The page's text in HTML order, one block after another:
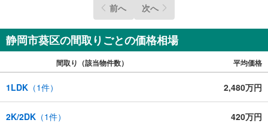
前へ 次へ
静岡市葵区の間取りごとの価格相場
間取り（該当物件数） 平均価格
1LDK （1件） 2,480万円
2K/2DK （1件） 420万円